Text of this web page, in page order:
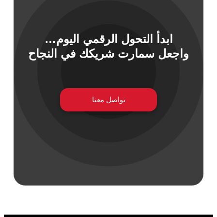
المعلومات
التقنية
ابدأ التحول الرقمي اليوم…
واجعل سمارت شريكك في النجاح
تواصل معنا